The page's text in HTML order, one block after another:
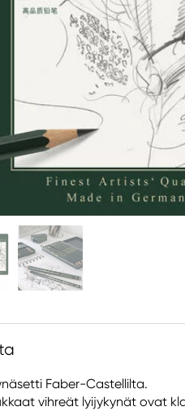
Faber-Castellilta.
vihreät lyijykynät ovat